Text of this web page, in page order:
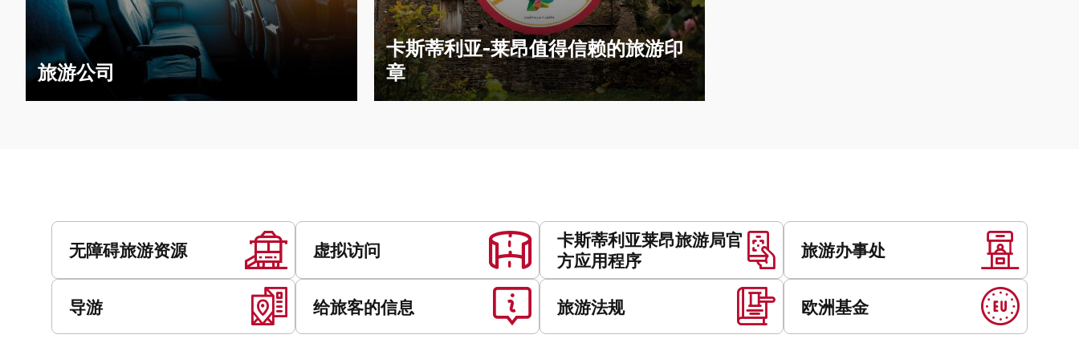
旅游公司
卡斯蒂利亚-莱昂值得信赖的旅游印
章
无障碍旅游资源 虚拟访问
卡斯蒂利亚莱昂旅游局官
方应用程序
旅游办事处
导游 给旅客的信息 旅游法规 欧洲基金